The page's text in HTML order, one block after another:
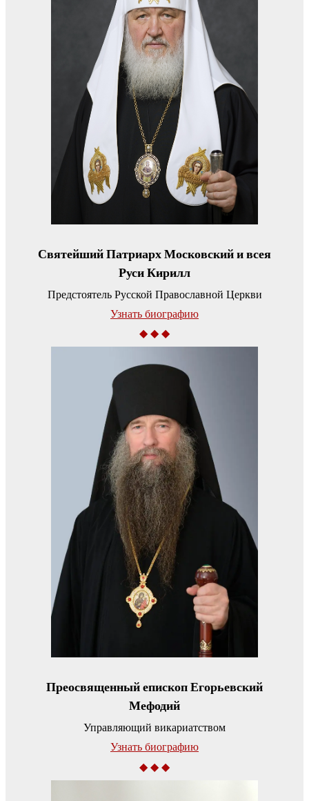
Святейший Патриарх Московский и всея
Руси Кирилл
Предстоятель Русской Православной Церкви
Узнать биографию
◆ ◆ ◆
Преосвященный епископ Егорьевский
Мефодий
Управляющий викариатством
Узнать биографию
◆ ◆ ◆